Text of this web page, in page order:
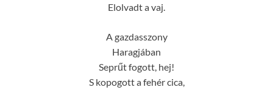
Elolvadt a vaj.
A gazdasszony
Haragjában
Seprűt fogott, hej!
S kopogott a fehér cica,